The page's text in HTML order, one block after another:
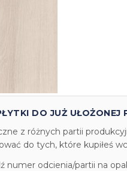
DO JUŻ UŁOŻONEJ
z różnych partii
do tych, które kupiłeś
numer odcienia/partii na